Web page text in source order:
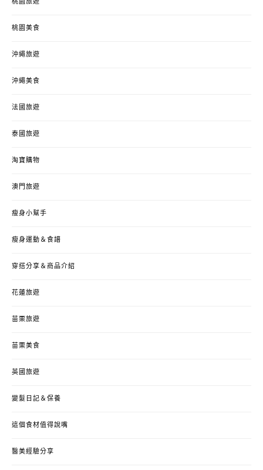
桃園旅遊
桃園美食
沖繩旅遊
沖繩美食
法國旅遊
泰國旅遊
淘寶購物
澳門旅遊
瘦身小幫手
瘦身運動＆食譜
穿搭分享＆商品介紹
花蓮旅遊
苗栗旅遊
苗栗美食
英國旅遊
變髮日記＆保養
這個食材值得說嘴
醫美經驗分享